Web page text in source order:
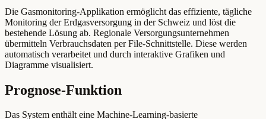
Die Gasmonitoring-Applikation ermöglicht das effiziente, tägliche
Monitoring der Erdgasversorgung in der Schweiz und löst die
bestehende Lösung ab. Regionale Versorgungsunternehmen
übermitteln Verbrauchsdaten per File-Schnittstelle. Diese werden
automatisch verarbeitet und durch interaktive Grafiken und
Diagramme visualisiert.
Prognose-Funktion
Das System enthält eine Machine-Learning-basierte